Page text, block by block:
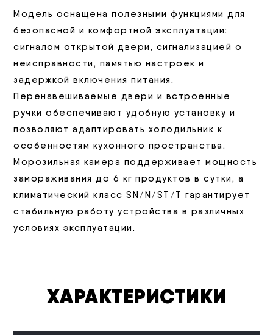
Модель оснащена полезными функциями для
безопасной и комфортной эксплуатации:
сигналом открытой двери, сигнализацией о
неисправности, памятью настроек и
задержкой включения питания.
Перенавешиваемые двери и встроенные
ручки обеспечивают удобную установку и
позволяют адаптировать холодильник к
особенностям кухонного пространства.
Морозильная камера поддерживает мощность
замораживания до 6 кг продуктов в сутки, а
климатический класс SN/N/ST/T гарантирует
стабильную работу устройства в различных
условиях эксплуатации.
ХАРАКТЕРИСТИКИ